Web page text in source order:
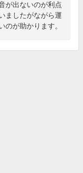
が出ないのが利点
ましたがながら運
のが助かります。